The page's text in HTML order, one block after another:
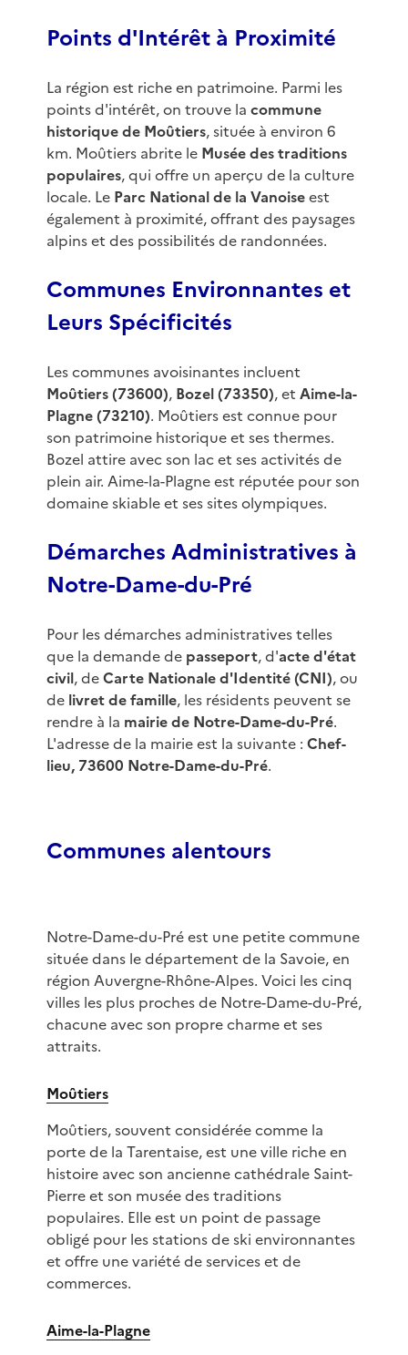
Points d'Intérêt à Proximité
La région est riche en patrimoine. Parmi les
points d'intérêt, on trouve la commune
historique de Moûtiers, située à environ 6
km. Moûtiers abrite le Musée des traditions
populaires, qui offre un aperçu de la culture
locale. Le Parc National de la Vanoiseest
également à proximité, offrant des paysages
alpins et des possibilités de randonnées.
Communes Environnantes et
Leurs Spécificités
Les communes avoisinantes incluent
Moûtiers (73600), Bozel (73350), et Aime-la-
Plagne (73210). Moûtiers est connue pour
son patrimoine historique et ses thermes.
Bozel attire avec son lac et ses activités de
plein air. Aime-la-Plagne est réputée pour son
domaine skiable et ses sites olympiques.
Démarches Administratives à
Notre-Dame-du-Pré
Pour les démarches administratives telles
que la demande de passeport, d'acte d'état
civil, deCarte Nationale d'Identité (CNI), ou
de livret de famille, les résidents peuvent se
rendre à la mairie de Notre-Dame-du-Pré.
L'adresse de la mairie est la suivante : Chef-
lieu, 73600 Notre-Dame-du-Pré.
Communes alentours
Notre-Dame-du-Pré est une petite commune
située dans le département de la Savoie, en
région Auvergne-Rhône-Alpes. Voici les cinq
villes les plus proches de Notre-Dame-du-Pré,
chacune avec son propre charme et ses
attraits.
Moûtiers
Moûtiers, souvent considérée comme la
porte de la Tarentaise, est une ville riche en
histoire avec son ancienne cathédrale Saint-
Pierre et son musée des traditions
populaires. Elle est un point de passage
obligé pour les stations de ski environnantes
et offre une variété de services et de
commerces.
Aime-la-Plagne